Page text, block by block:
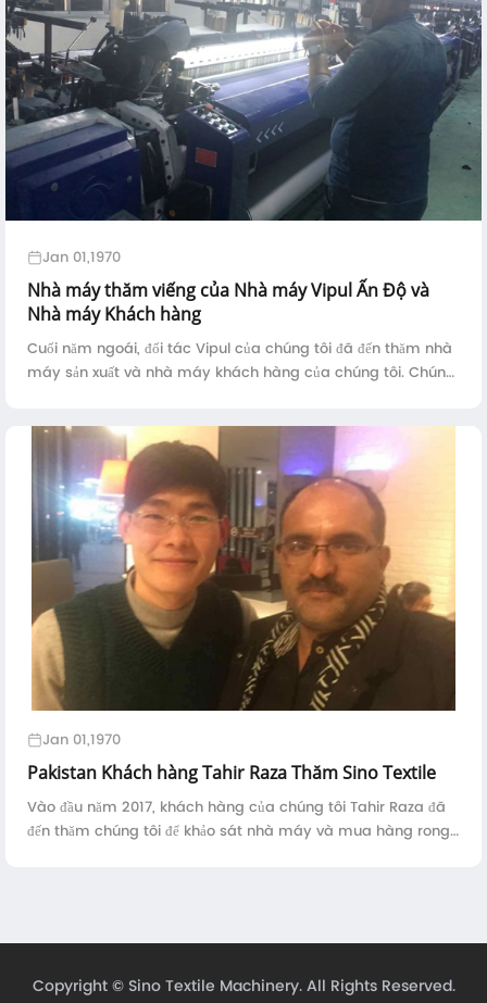
Jan 01,1970
Nhà máy thăm viếng của Nhà máy Vipul Ấn Độ và
Nhà máy Khách hàng
Cuối năm ngoái, đối tác Vipul của chúng tôi đã đến thăm nhà
máy sản xuất và nhà máy khách hàng của chúng tôi. Chúng
chạy một tốc độ tối đa
Jan 01,1970
Pakistan Khách hàng Tahir Raza Thăm Sino Textile
Vào đầu năm 2017, khách hàng của chúng tôi Tahir Raza đã
đến thăm chúng tôi để khảo sát nhà máy và mua hàng rong.
Copyright © Sino Textile Machinery.All Rights Reserved.